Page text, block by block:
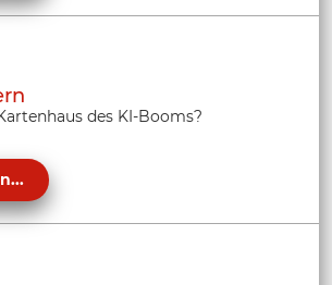
des KI-Booms?